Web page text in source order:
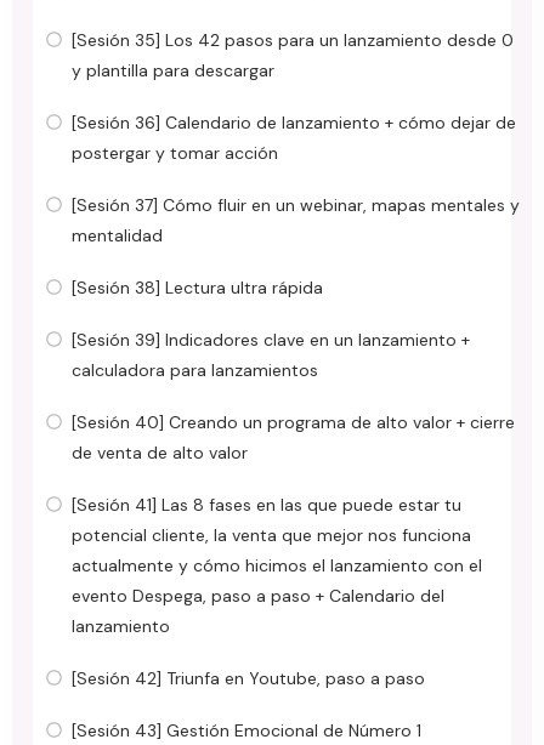
[Sesión 35] Los 42 pasos para un lanzamiento desde 0
y plantilla para descargar
[Sesión 36] Calendario de lanzamiento + cómo dejar de
postergar y tomar acción
[Sesión 37] Cómo fluir en un webinar, mapas mentales y
mentalidad
[Sesión 38] Lectura ultra rápida
[Sesión 39] Indicadores clave en un lanzamiento +
calculadora para lanzamientos
[Sesión 40] Creando un programa de alto valor + cierre
de venta de alto valor
[Sesión 41] Las 8 fases en las que puede estar tu
potencial cliente, la venta que mejor nos funciona
actualmente y cómo hicimos el lanzamiento con el
evento Despega, paso a paso + Calendario del
lanzamiento
[Sesión 42] Triunfa en Youtube, paso a paso
[Sesión 43] Gestión Emocional de Número 1